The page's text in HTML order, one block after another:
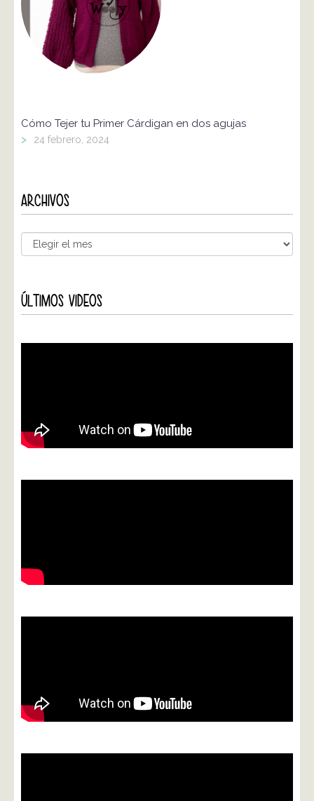
Cómo Tejer tu Primer Cárdigan en dos agujas
> 24 febrero, 2024
ARCHIVOS
ÚLTIMOS VIDEOS